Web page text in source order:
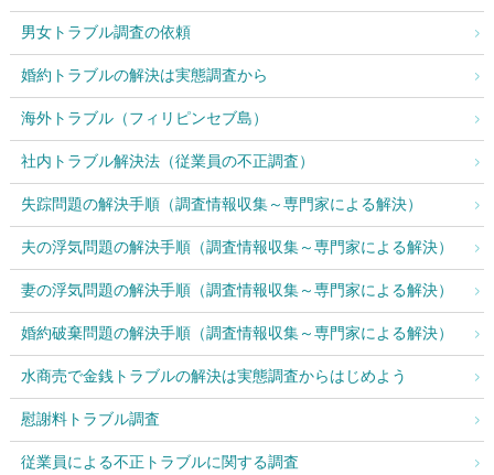
男女トラブル調査の依頼
婚約トラブルの解決は実態調査から
海外トラブル（フィリピンセブ島）
社内トラブル解決法（従業員の不正調査）
失踪問題の解決手順（調査情報収集～専門家による解決）
夫の浮気問題の解決手順（調査情報収集～専門家による解決）
妻の浮気問題の解決手順（調査情報収集～専門家による解決）
婚約破棄問題の解決手順（調査情報収集～専門家による解決）
水商売で金銭トラブルの解決は実態調査からはじめよう
慰謝料トラブル調査
従業員による不正トラブルに関する調査